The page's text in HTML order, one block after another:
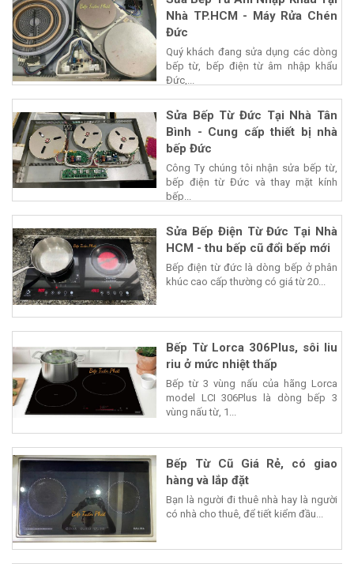
Nhà TP.HCM - Máy Rửa Chén
Đức
Quý khách đang sửa dụng các dòng
bếp từ, bếp điện từ âm nhập khẩu
Đức,...
Sửa Bếp Từ Đức Tại Nhà Tân
Bình - Cung cấp thiết bị nhà
bếp Đức
Công Ty chúng tôi nhận sửa bếp từ,
bếp điện từ Đức và thay mặt kính
bếp...
Sửa Bếp Điện Từ Đức Tại Nhà
HCM - thu bếp cũ đổi bếp mới
Bếp điện từ đức là dòng bếp ở phân
khúc cao cấp thường có giá từ 20...
Bếp Từ Lorca 306Plus, sôi liu
riu ở mức nhiệt thấp
Bếp từ 3 vùng nấu của hãng Lorca
model LCI 306Plus là dòng bếp 3
vùng nấu từ, 1...
Bếp Từ Cũ Giá Rẻ, có giao
hàng và lắp đặt
Bạn là người đi thuê nhà hay là người
có nhà cho thuê, để tiết kiểm đầu...